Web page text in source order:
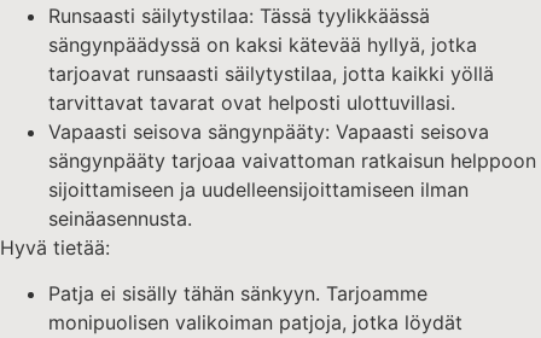
Runsaasti säilytystilaa: Tässä tyylikkäässä
sängynpäädyssä on kaksi kätevää hyllyä, jotka
tarjoavat runsaasti säilytystilaa, jotta kaikki yöllä
tarvittavat tavarat ovat helposti ulottuvillasi.
Vapaasti seisova sängynpääty: Vapaasti seisova
sängynpääty tarjoaa vaivattoman ratkaisun helppoon
sijoittamiseen ja uudelleensijoittamiseen ilman
seinäasennusta.
Hyvä tietää:
Patja ei sisälly tähän sänkyyn. Tarjoamme
monipuolisen valikoiman patjoja, jotka löydät